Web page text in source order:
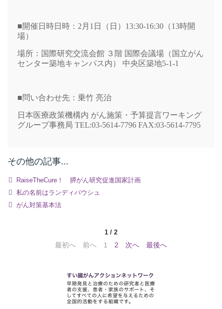
■開催日時日時： 2 月 1 日（日） 13:30-16:30 （13時開
場）
場所：国際研究交流会館 ３階 国際会議場 （国立がん
センター築地キャンパス内） 中央区築地5-1-1
■問い合わせ先：乗竹 亮治
日本医療政策機構内 がん施策・予算提言ワーキング
グループ事務局 TEL:03-5614-7796 FAX:03-5614-7795
その他の記事...
RaiseTheCure！ 膵がん研究促進国家計画
私の名前はランディパウシュ
がん対策基本法
1 / 2
最初へ 前へ 1 2 次へ 最後へ